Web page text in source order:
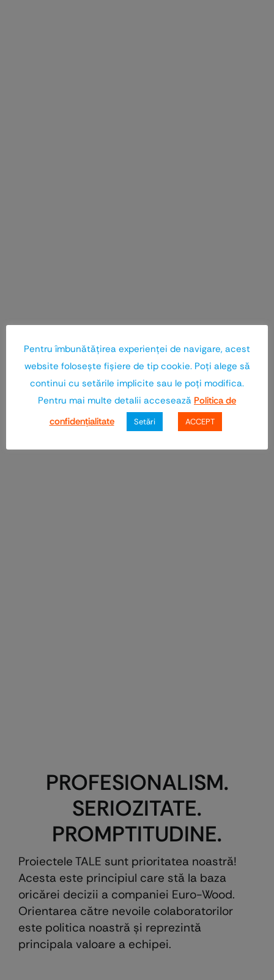
PROFESIONALISM.
SERIOZITATE.
PROMPTITUDINE.
Proiectele TALE sunt prioritatea noastră!
Acesta este principiul care stă la baza
oricărei decizii a companiei Euro-Wood.
Orientarea către nevoile colaboratorilor
este politica noastră şi reprezintă
principala valoare a echipei.
Pentru îmbunătăţirea experienţei de navigare, acest
website foloseşte fişiere de tip cookie. Poţi alege să
continui cu setările implicite sau le poţi modifica.
Pentru mai multe detalii accesează Politica de
confidenţialitate
Setări ACCEPT